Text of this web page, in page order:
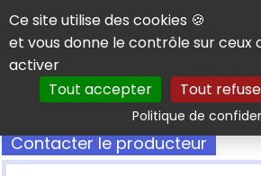
Panneau de gestion des cookies
Ce site utilise des cookies 🍪
et vous donne le contrôle sur ceux
activer
Tout accepter
Tout
Politique de
Contacter le producteur